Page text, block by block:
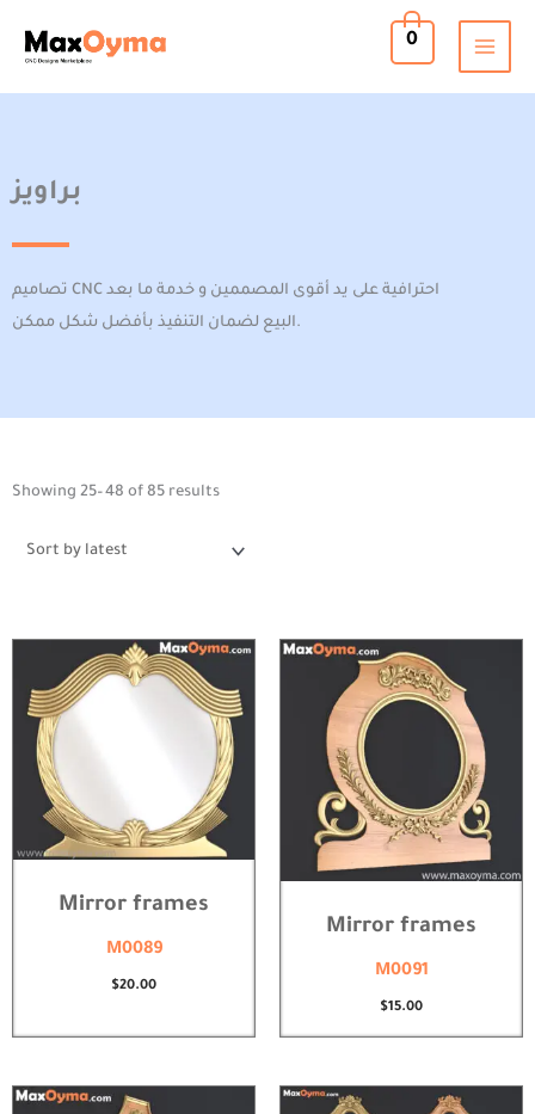
Skip
content
0
براويز
تصاميم CNC احترافية على يد أقوى المصممين و خدمة ما بعد
البيع لضمان التنفيذ بأفضل شكل ممكن.
Showing 25–48 of 85 resultsSorted
latest
Mirror frames
M0089
$20.00
Mirror frames
M0091
$15.00